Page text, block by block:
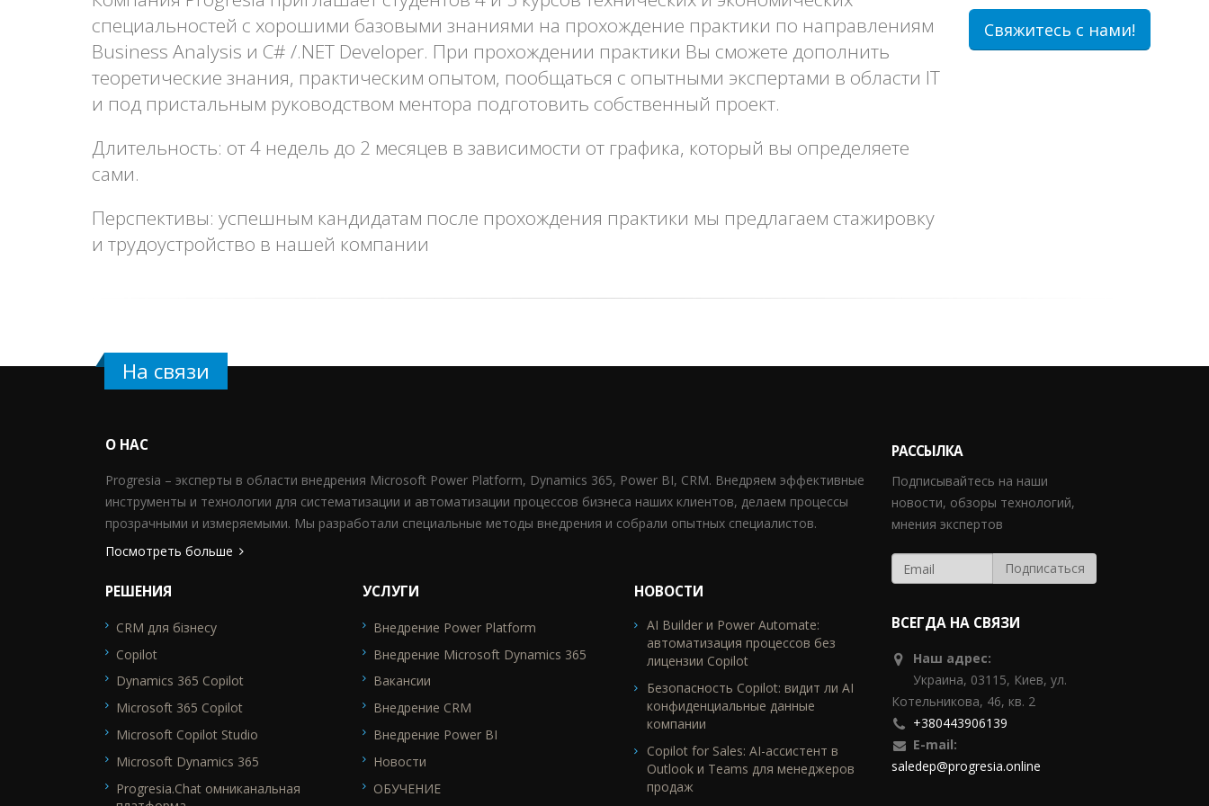
специальностей с хорошими базовыми знаниями на прохождение практики по направлениям
Business Analysis и C# /.NET Developer. При прохождении практики Вы сможете дополнить
теоретические знания, практическим опытом, пообщаться с опытными экспертами в области IT
и под пристальным руководством ментора подготовить собственный проект.
Длительность: от 4 недель до 2 месяцев в зависимости от графика, который вы определяете
сами.
Перспективы: успешным кандидатам после прохождения практики мы предлагаем стажировку
и трудоустройство в нашей компании
Свяжитесь с нами!
На связи
О НАС
Progresia – эксперты в области внедрения Microsoft Power Platform, Dynamics 365, Power BI, CRM. Внедряем эффективные
инструменты и технологии для систематизации и автоматизации процессов бизнеса наших клиентов, делаем процессы
прозрачными и измеряемыми. Мы разработали специальные методы внедрения и собрали опытных специалистов.
Посмотреть больше
РЕШЕНИЯ
SEO_FTR1
CRM для бізнесу
Copilot
Dynamics 365 Copilot
Microsoft 365 Copilot
Microsoft Copilot Studio
Microsoft Dynamics 365
Progresia.Chat омниканальная
УСЛУГИ
SEO_FTR2
Внедрение Power Platform
Внедрение Microsoft Dynamics 365
Вакансии
Внедрение CRM
Внедрение Power BI
Новости
ОБУЧЕНИЕ
НОВОСТИ
AI Builder и Power Automate:
автоматизация процессов без
лицензии Copilot
Безопасность Copilot: видит ли AI
конфиденциальные данные
компании
Copilot for Sales: AI-ассистент в
Outlook и Teams для менеджеров
продаж
РАССЫЛКА
Подписывайтесь на наши
новости, обзоры технологий,
мнения экспертов
ВСЕГДА НА СВЯЗИ
Наш адрес:
Украина, 03115, Киев, ул.
Котельникова, 46, кв. 2
+380443906139
E-mail:
saledep@progresia.online